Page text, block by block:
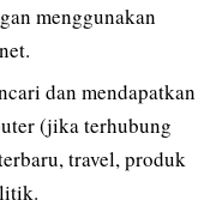
menggunakan
dan mendapatkan
(jika terhubung
travel, produk